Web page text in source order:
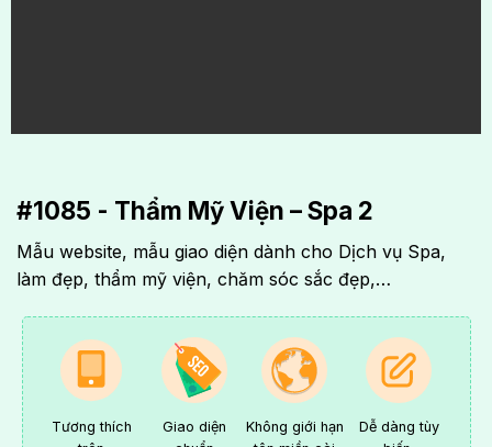
#1085 - Thẩm Mỹ Viện – Spa 2
Mẫu website, mẫu giao diện dành cho Dịch vụ Spa,
làm đẹp, thẩm mỹ viện, chăm sóc sắc đẹp,…
Tương thích
Giao diện
Không giới hạn
Dễ dàng tùy